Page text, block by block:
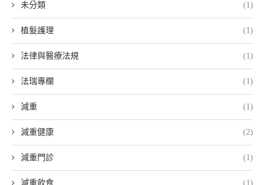
未分類 (1)
植髮護理 (1)
法律與醫療法規 (1)
法瑞專欄 (1)
減重 (1)
減重健康 (2)
減重門診 (1)
減重飲食 (1)